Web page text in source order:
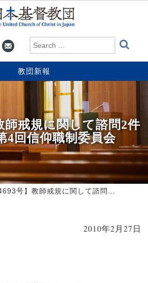
教団新報
師戒規に関して諮問2件
4回信仰職制委員会
【4693号】教師戒規に関して諮問2件に答申 第4回信仰職制委員会
2010年2月27日